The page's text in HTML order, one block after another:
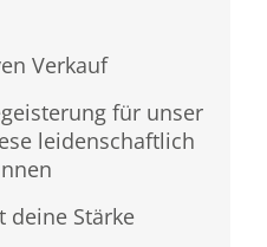
Verkauf
für unser
leidenschaftlich
deine Stärke